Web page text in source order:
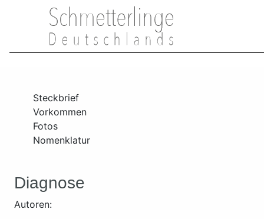
Steckbrief
Vorkommen
Fotos
Nomenklatur
Diagnose
Autoren: